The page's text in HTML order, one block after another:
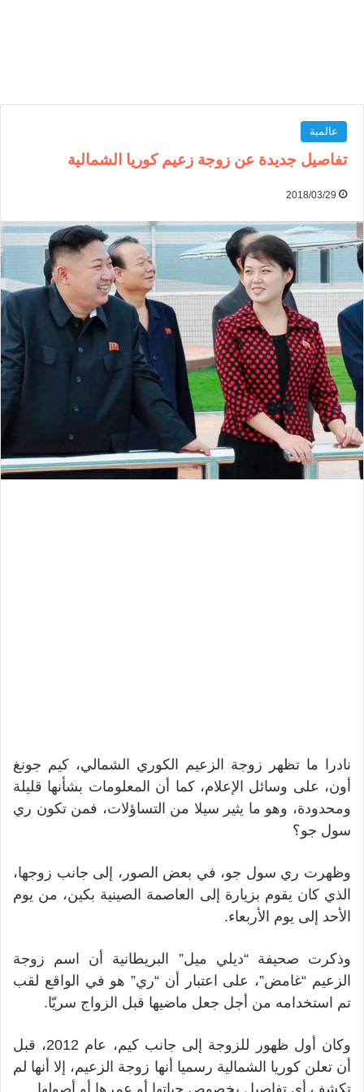
عالمية
تفاصيل جديدة عن زوجة زعيم كوريا الشمالية
2018/03/29
نادرا ما تظهر زوجة الزعيم الكوري الشمالي، كيم جونغ
أون، على وسائل الإعلام، كما أن المعلومات بشأنها قليلة
ومحدودة، وهو ما يثير سيلا من التساؤلات، فمن تكون ري
سول جو؟
وظهرت ري سول جو، في بعض الصور، إلى جانب زوجها،
الذي كان يقوم بزيارة إلى العاصمة الصينية بكين، من يوم
الأحد إلى يوم الأربعاء.
وذكرت صحيفة “ديلي ميل” البريطانية أن اسم زوجة
الزعيم “غامض”، على اعتبار أن “ري” هو في الواقع لقب
تم استخدامه من أجل جعل ماضيها قبل الزواج سريّا.
وكان أول ظهور للزوجة إلى جانب كيم، عام 2012، قبل
أن تعلن كوريا الشمالية رسميا أنها زوجة الزعيم، إلا أنها لم